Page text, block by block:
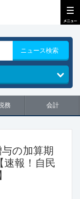
ニュース検索
務 会計
の加算期
速報！自民